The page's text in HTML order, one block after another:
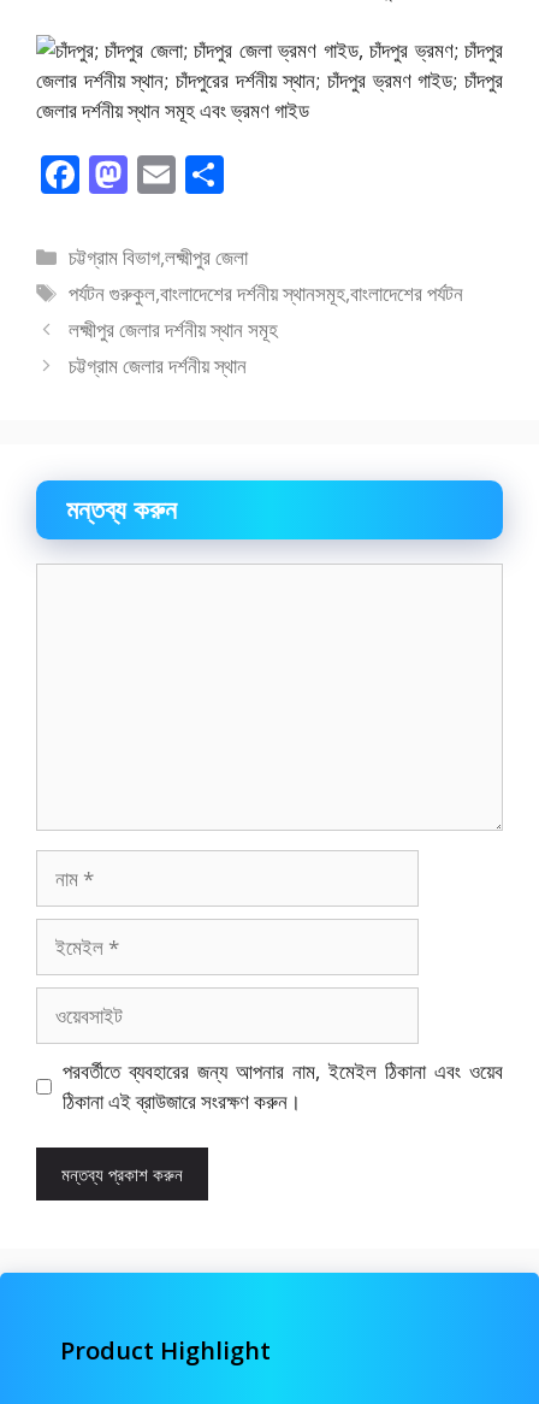
F
e
b
o
o
M
to
d
o
n
E
ai
l
ar
e
বিভাগ
সমূহ
চট্টগ্রাম বিভাগ,লক্ষ্মীপুর জেলা
ট্যাগ
সমূহ
পর্যটন গুরুকুল,বাংলাদেশের দর্শনীয় স্থানসমূহ,বাংলাদেশের পর্যটন
লক্ষ্মীপুর জেলার দর্শনীয় স্থান সমূহ
চট্টগ্রাম জেলার দর্শনীয় স্থান
মন্তব্য করুন
ইমেইল
পরবর্তীতে ব্যবহারের জন্য আপনার নাম, ইমেইল ঠিকানা এবং ওয়েব
ঠিকানা এই ব্রাউজারে সংরক্ষণ করুন।
Product Highlight